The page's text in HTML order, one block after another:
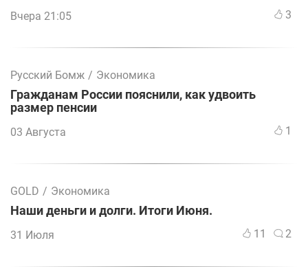
Вчера 21:05 3
Русский Бомж / Экономика
Гражданам России пояснили, как удвоить
размер пенсии
03 Августа 1
GOLD / Экономика
Наши деньги и долги. Итоги Июня.
31 Июля 11 2